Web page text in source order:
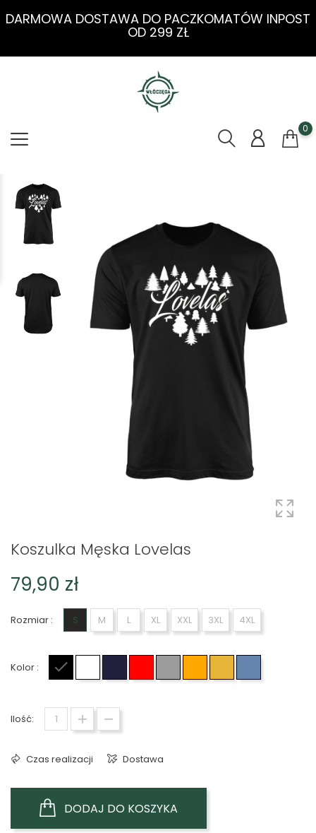
DARMOWA DOSTAWA DO PACZKOMATÓW INPOST
OD 299 ZŁ
0
Koszulka Męska Lovelas
79,90 zł
Rozmiar : S M L XL XXL 3XL 4XL
Kolor :
Ilość:
Czas realizacji Dostawa
DODAJ DO KOSZYKA